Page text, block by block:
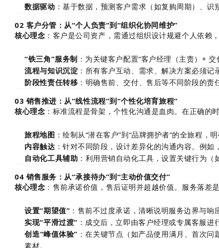
数据驱动 ：基于数据，预测客户需求（如复购周期）、
02 客户分管：从“个人负责”到“组织化协同维护”
核心理念 ：客户是公司资产，需通过组织设计规避个人依赖
“铁三角”服务制 ：为关键客户配置“客户经理（主责）+
流程与知识沉淀 ：所有客户互动、需求、解决方案必须记
阶段性责任转移 ：明确售前、交付、售后等不同阶段的
03 销售推进：从“线性流程”到“个性化培育旅程”
核心理念 ：标准流程是骨架，个性化沟通是血肉。在正确的
旅程地图 ：绘制从“潜在客户”到“品牌拥护者”的全旅程
内容触达 ：针对不同阶段，设计差异化的沟通内容。例
自动化工具辅助 ：利用营销自动化工具，设置关键行为
04 销售服务：从“承接待办”到“主动价值交付”
核心理念 ：售前承诺价值，售后证明并超越价值。服务落差
设置“期望值” ：售前不过度承诺，清晰说明服务边界与响
实现“平滑过渡” ：成交后，立即由客户经理或专属客服
创造“峰值体验” ：在关键节点（如产品使用满月、首次
素材。